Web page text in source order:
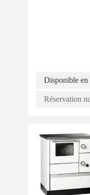
Disponible en
Réservation